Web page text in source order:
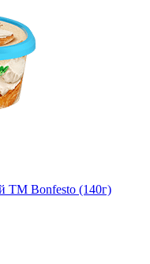
ТМ Bonfesto (140г)